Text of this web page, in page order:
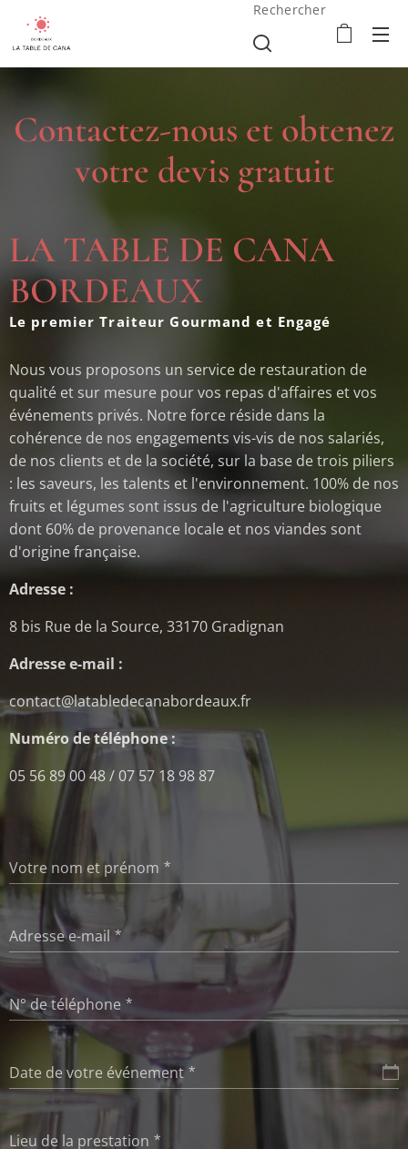
Rechercher
Contactez-nous et obtenez
votre devis gratuit
LA TABLE DE CANA
BORDEAUX
Le premier Traiteur Gourmand et Engagé
Nous vous proposons un service de restauration de
qualité et sur mesure pour vos repas d'affaires et vos
événements privés. Notre force réside dans la
cohérence de nos engagements vis-vis de nos salariés,
de nos clients et de la société, sur la base de trois piliers
: les saveurs, les talents et l'environnement. 100% de nos
fruits et légumes sont issus de l'agriculture biologique
dont 60% de provenance locale et nos viandes sont
d'origine française.
Adresse :
8 bis Rue de la Source, 33170 Gradignan
Adresse e-mail :
contact@latabledecanabordeaux.fr
Numéro de téléphone :
05 56 89 00 48 / 07 57 18 98 87
Votre nom et prénom
Adresse e-mail
N° de téléphone
Date de votre événement
Lieu de la prestation